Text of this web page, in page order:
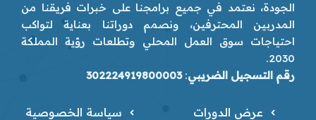
الجودة، نعتمد في جميع برامجنا على خبرات فريقنا من
المدربين المحترفين، ونصمم دوراتنا بعناية لتواكب
احتياجات سوق العمل المحلي وتطلعات رؤية المملكة
2030.
رقم التسجيل الضريبي:
302224919800003
عرض الدورات
سياسة الخصوصية